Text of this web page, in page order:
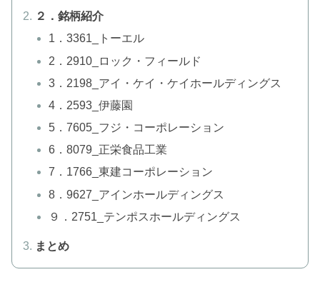
２．銘柄紹介
1．3361_トーエル
2．2910_ロック・フィールド
3．2198_アイ・ケイ・ケイホールディングス
4．2593_伊藤園
5．7605_フジ・コーポレーション
6．8079_正栄食品工業
7．1766_東建コーポレーション
8．9627_アインホールディングス
９．2751_テンポスホールディングス
まとめ